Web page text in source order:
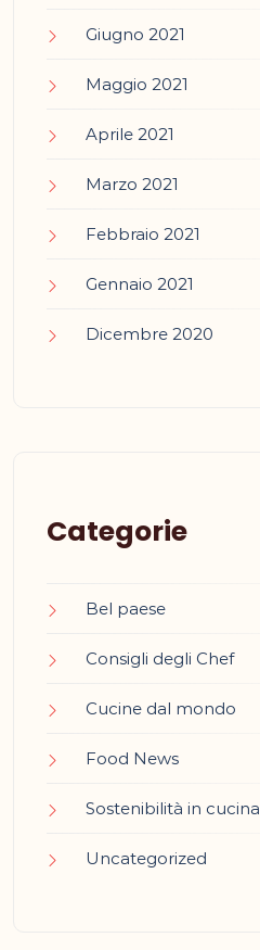
Giugno 2021
Maggio 2021
Aprile 2021
Marzo 2021
Febbraio 2021
Gennaio 2021
Dicembre 2020
Categorie
Bel paese
Consigli degli Chef
Cucine dal mondo
Food News
Sostenibilità in cucina
Uncategorized